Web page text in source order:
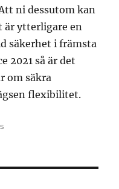
ni dessutom kan
är ytterligare en
säkerhet i främsta
2021 så är det
om säkra
flexibilitet.